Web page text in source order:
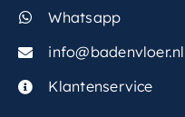
Whatsapp
info@badenvloer.nl
Klantenservice